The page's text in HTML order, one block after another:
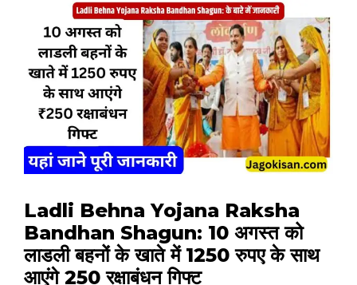
Ladli Behna Yojana Raksha
Bandhan Shagun: 10 अगस्त को
लाडली बहनों के खाते में 1250 रुपए के साथ
आएंगे ₹250 रक्षाबंधन गिफ्ट